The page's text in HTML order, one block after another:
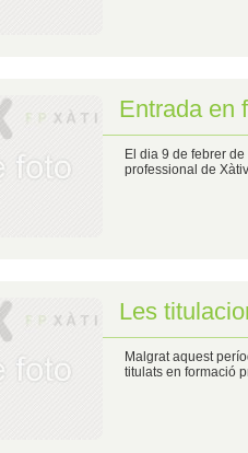
Entrada en
El dia 9 de febrer
professional de
Les
Malgrat aquest
titulats en formació